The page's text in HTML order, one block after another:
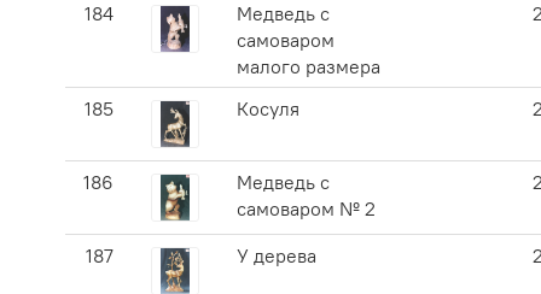
184
Медведь с
самоваром
малого размера
185 Косуля
186
Медведь с
самоваром № 2
187 У дерева